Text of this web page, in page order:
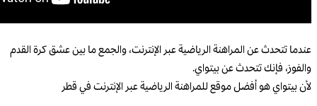
عندما تتحدث عن المراهنة الرياضية عبر الإنترنت، والجمع ما بين عشق كرة القدم
والفوز، فإنك تتحدث عن بيتواي.
لأن بيتواي هو أفضل موقع للمراهنة الرياضية عبر الإنترنت في قطر